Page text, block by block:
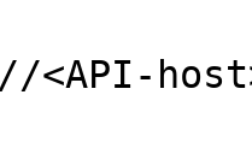
<API-